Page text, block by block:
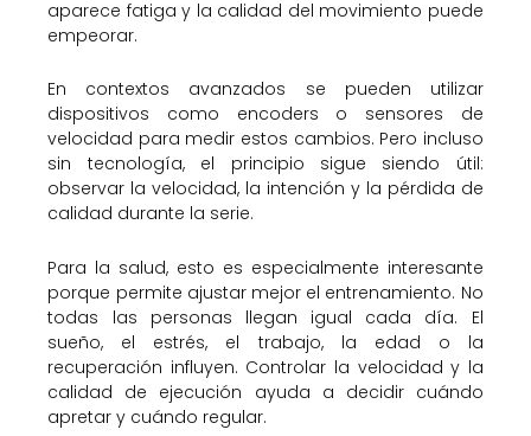
aparece fatiga y la calidad del movimiento puede
empeorar.
En contextos avanzados se pueden utilizar
dispositivos como encoders o sensores de
velocidad para medir estos cambios. Pero incluso
sin tecnología, el principio sigue siendo útil:
observar la velocidad, la intención y la pérdida de
calidad durante la serie.
Para la salud, esto es especialmente interesante
porque permite ajustar mejor el entrenamiento. No
todas las personas llegan igual cada día. El
sueño, el estrés, el trabajo, la edad o la
recuperación influyen. Controlar la velocidad y la
calidad de ejecución ayuda a decidir cuándo
apretar y cuándo regular.